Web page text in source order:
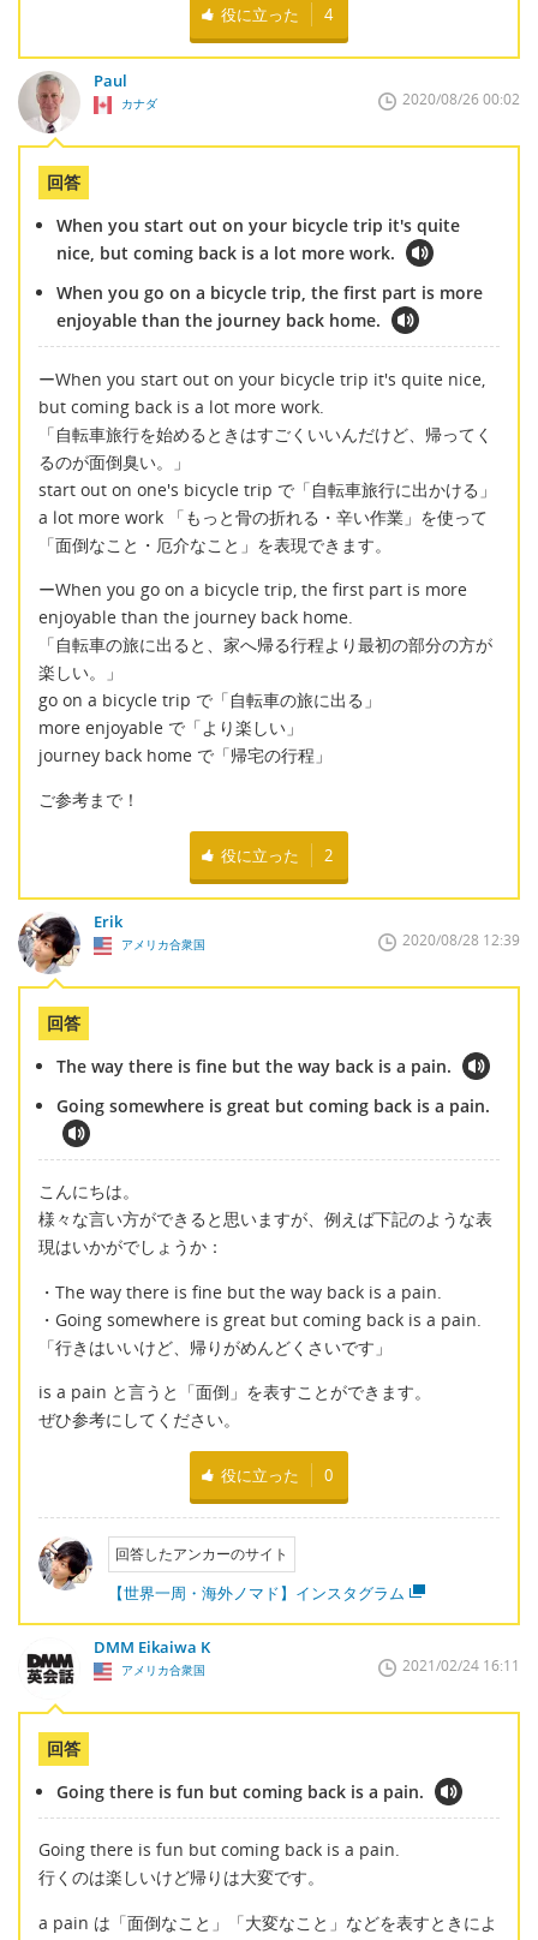
役に立った 4
Paul
カナダ 2020/08/26 00:02
回答
When you start out on your bicycle trip it's quite
nice, but coming back is a lot more work.
When you go on a bicycle trip, the first part is more
enjoyable than the journey back home.
ーWhen you start out on your bicycle trip it's quite nice,
but coming back is a lot more work.
「自転車旅行を始めるときはすごくいいんだけど、帰ってく
るのが面倒臭い。」
start out on one's bicycle trip で「自転車旅行に出かける」
a lot more work 「もっと骨の折れる・辛い作業」を使って
「面倒なこと・厄介なこと」を表現できます。
ーWhen you go on a bicycle trip, the first part is more
enjoyable than the journey back home.
「自転車の旅に出ると、家へ帰る行程より最初の部分の方が
楽しい。」
go on a bicycle trip で「自転車の旅に出る」
more enjoyable で「より楽しい」
journey back home で「帰宅の行程」
ご参考まで！
役に立った 2
Erik
アメリカ合衆国 2020/08/28 12:39
回答
The way there is fine but the way back is a pain.
Going somewhere is great but coming back is a pain.
こんにちは。
様々な言い方ができると思いますが、例えば下記のような表
現はいかがでしょうか：
・The way there is fine but the way back is a pain.
・Going somewhere is great but coming back is a pain.
「行きはいいけど、帰りがめんどくさいです」
is a pain と言うと「面倒」を表すことができます。
ぜひ参考にしてください。
役に立った 0
回答したアンカーのサイト
【世界一周・海外ノマド】インスタグラム
DMM Eikaiwa K
アメリカ合衆国 2021/02/24 16:11
回答
Going there is fun but coming back is a pain.
Going there is fun but coming back is a pain.
行くのは楽しいけど帰りは大変です。
a pain は「面倒なこと」「大変なこと」などを表すときによ